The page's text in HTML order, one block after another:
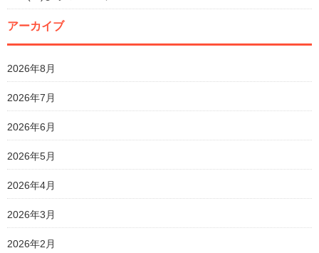
アーカイブ
2026年8月
2026年7月
2026年6月
2026年5月
2026年4月
2026年3月
2026年2月